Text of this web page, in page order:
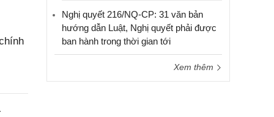
Nghị quyết 216/NQ-CP: 31 văn bản
hướng dẫn Luật, Nghị quyết phải được
ban hành trong thời gian tới
Xem thêm